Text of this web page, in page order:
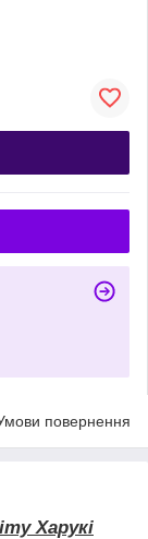
повернення
Харукі